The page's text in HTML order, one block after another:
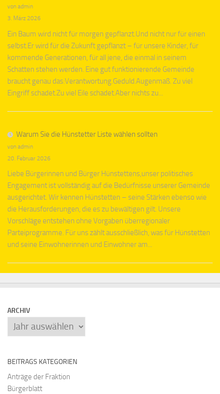
von admin
3. März 2026
Ein Baum wird nicht für morgen gepflanzt.Und nicht nur für einen
selbst.Er wird für die Zukunft gepflanzt – für unsere Kinder, für
kommende Generationen, für all jene, die einmal in seinem
Schatten stehen werden. Eine gut funktionierende Gemeinde
braucht genau das:Verantwortung.Geduld.Augenmaß. Zu viel
Eingriff schadet.Zu viel Eile schadet.Aber nichts zu...
Warum Sie die Hünstetter Liste wählen sollten
von admin
20. Februar 2026
Liebe Bürgerinnen und Bürger Hünstettens,unser politisches
Engagement ist vollständig auf die Bedürfnisse unserer Gemeinde
ausgerichtet. Wir kennen Hünstetten – seine Stärken ebenso wie
die Herausforderungen, die es zu bewältigen gilt. Unsere
Vorschläge entstehen ohne Vorgaben überregionaler
Parteiprogramme. Für uns zählt ausschließlich, was für Hünstetten
und seine Einwohnerinnen und Einwohner am...
ARCHIV
Archiv
BEITRAGS KATEGORIEN
Anträge der Fraktion
Bürgerblatt